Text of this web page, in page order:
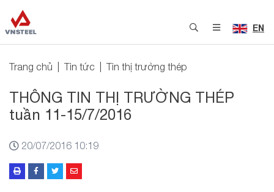
EN
Trang chủ Tin tức Tin thị trường thép
THÔNG TIN THỊ TRƯỜNG THÉP
tuần 11-15/7/2016
20/07/2016 10:19